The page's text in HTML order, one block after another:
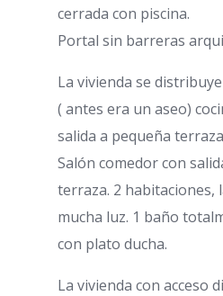
cerrada con piscina.
Portal sin barreras
La vivienda se
( antes era un aseo)
salida a pequeña
Salón comedor con
terraza. 2 habitaciones,
mucha luz. 1 baño
con plato ducha.
La vivienda con acceso